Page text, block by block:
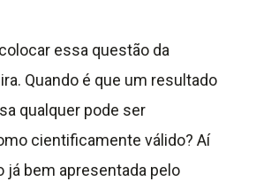
essa questão da
Quando é que um resultado
qualquer pode ser
cientificamente válido? Aí
já bem apresentada pelo